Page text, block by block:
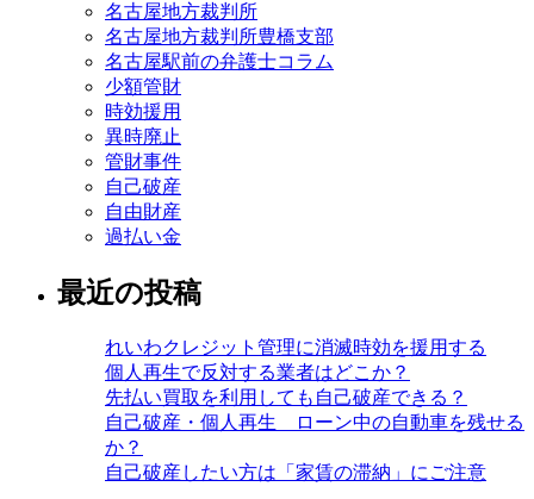
名古屋地方裁判所
名古屋地方裁判所豊橋支部
名古屋駅前の弁護士コラム
少額管財
時効援用
異時廃止
管財事件
自己破産
自由財産
過払い金
最近の投稿
れいわクレジット管理に消滅時効を援用する
個人再生で反対する業者はどこか？
先払い買取を利用しても自己破産できる？
自己破産・個人再生 ローン中の自動車を残せる
か？
自己破産したい方は「家賃の滞納」にご注意